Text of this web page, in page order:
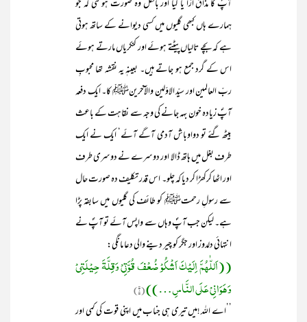
آپؐ کا مذاق اڑا یا گیا اور بالکل وہ صورت ہو گئی کہ جو
ہمارے ہاں کبھی گلیوں میں کسی دیوانے کے ساتھ ہوتی
ہے کہ بچے تالیاں پیٹتے ہوئے اور کنکریاں مارتے ہوئے
اس کے گرد جمع ہو جاتے ہیں۔ بعینہٖ یہ نقشہ تھا محبوبِ
ربّ العالمین اور سیّد الاوّلین والآخرینﷺ کا۔ ایک دفعہ
آپؐ زیادہ خون بہہ جانے کی وجہ سے نقاہت کے باعث
بیٹھ گئے تو دواوباش آدمی آگے آئے‘ ایک نے ایک
طرف بغل میں ہاتھ ڈالا اور دوسرے نے دوسری طرف
اور اٹھا کرکھڑا کر دیا کہ چلو۔ اس قدر تکلیف دہ صورت حال
سے رسولِ رحمتﷺ کو طائف کی گلیوں میں سابقہ پڑا
ہے۔ لیکن جب آپؐ وہاں سے واپس آئے تو آپؐ نے
انتہائی دلدوز اور جگر کو چیر دینے والی دعا مانگی:
((اَللّٰھُمَّ اِلَیْکَ اَشْکُوْ ضُعْفَ قُوَّتِیْ وَقِلَّۃَ حِیْلَتِیْ
وَھَوَانِیْ عَلَی النَّاسِ…))(۱)
’’اے اللہ !میں تیری ہی جناب میں اپنی قوت کی کمی اور